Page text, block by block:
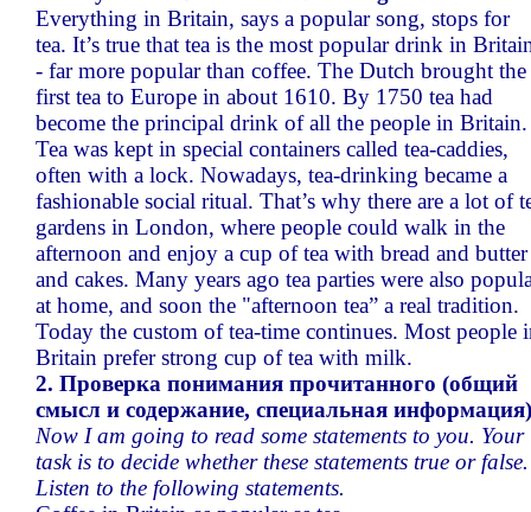
Everything in Britain, says a popular song, stops for
tea. It’s true that tea is the most popular drink in
- far more popular than coffee. The Dutch brought the
first tea to Europe in about 1610. By 1750 tea had
become the principal drink of all the people in Britain.
Tea was kept in special containers called tea-caddies,
often with a lock. Nowadays, tea-drinking became a
fashionable social ritual. That’s why there are a lot of
gardens in London, where people could walk in the
afternoon and enjoy a cup of tea with bread and butter
and cakes. Many years ago tea parties were also
at home, and soon the "afternoon tea” a real tradition.
Today the custom of tea-time continues. Most people
Britain prefer strong cup of tea with milk.
2. Проверка понимания прочитанного (общий
смысл и содержание, специальная информация)
Now I am going to read some statements to you. Your
task is to decide whether these statements true or false.
Listen to the following statements.